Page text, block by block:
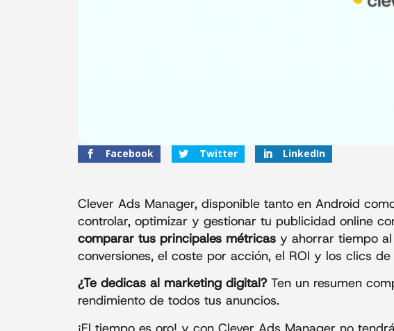
Facebook Twitter LinkedIn
Clever Ads Manager, disponible tanto en Android
controlar, optimizar y gestionar tu publicidad online
comparar tus principales métricas y ahorrar tiempo
conversiones, el coste por acción, el ROI y los clics
¿Te dedicas al marketing digital?Ten un resumen
rendimiento de todos tus anuncios.